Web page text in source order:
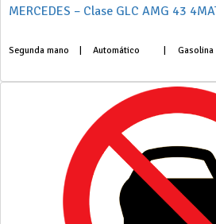
Segunda mano Automático Gasolina